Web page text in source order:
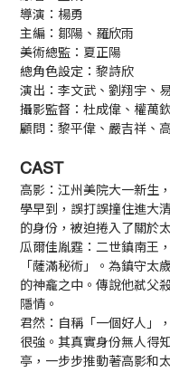
導演：楊勇
主編：鄒陽、羅欣雨
美術總監：夏正陽
總角色設定：黎詩欣
演出：李文武、劉翔宇、
攝影監督：杜成偉、權萬
顧問：黎平偉、嚴吉祥、
CAST
高影：江州美院大一新生
學早到，誤打誤撞住進大
的身份，被迫捲入了關於
瓜爾佳胤霆：二世鎮南王
「薩滿秘術」。為鎮守太
的神龕之中。傳說他弒父
隱情。
君然：自稱「一個好人」
很強。其真實身份無人得
亭，一步步推動著高影和